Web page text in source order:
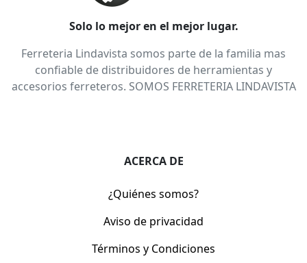
Solo lo mejor en el mejor lugar.
Ferreteria Lindavista somos parte de la familia mas
confiable de distribuidores de herramientas y
accesorios ferreteros. SOMOS FERRETERIA LINDAVISTA
ACERCA DE
¿Quiénes somos?
Aviso de privacidad
Términos y Condiciones